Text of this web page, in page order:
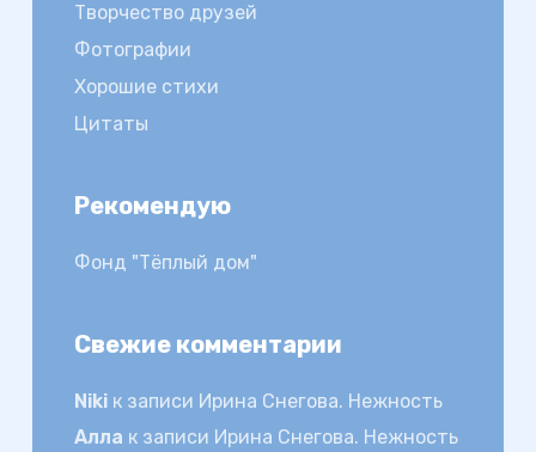
Творчество друзей
Фотографии
Хорошие стихи
Цитаты
Рекомендую
Фонд "Тёплый дом"
Свежие комментарии
Nikiк записи Ирина Снегова. Нежность
Алла к записи Ирина Снегова. Нежность